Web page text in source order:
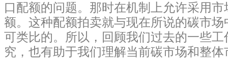
口配额的问题。那时在机制上允许采用
额。这种配额拍卖就与现在所说的碳市
可类比的。所以，回顾我们过去的一些
究，也有助于我们理解当前碳市场和整